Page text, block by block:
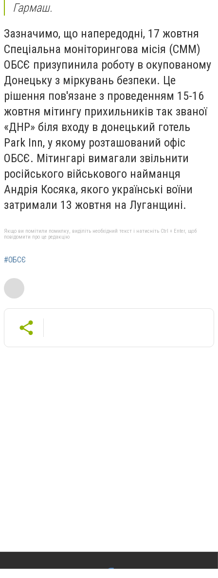
Гармаш.
Зазначимо, що напередодні, 17 жовтня
Спеціальна моніторингова місія (СММ)
ОБСЄ призупинила роботу в окупованому
Донецьку з міркувань безпеки. Це
рішення пов'язане з проведенням 15-16
жовтня мітингу прихильників так званої
«ДНР» біля входу в донецький готель
Park Inn, у якому розташований офіс
ОБСЄ. Мітингарі вимагали звільнити
російського військового найманця
Андрія Косяка, якого українські воїни
затримали 13 жовтня на Луганщині.
Якщо ви помітили помилку, виділіть необхідний текст і натисніть Ctrl + Enter, щоб
повідомити про це редакцію
#ОБСЄ